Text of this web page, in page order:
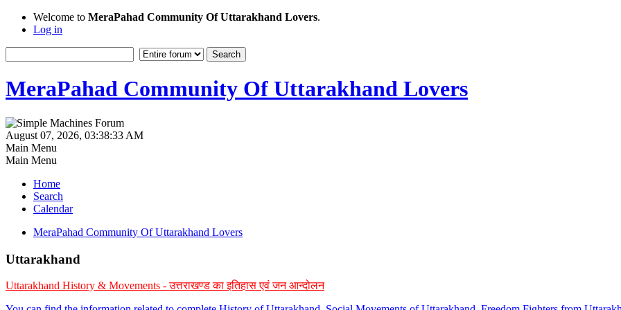
Welcome to MeraPahad Community Of Uttarakhand Lovers.
Log in
MeraPahad Community Of Uttarakhand Lovers
August 07, 2026, 03:38:33 AM
Main Menu
Main Menu
Home
Search
Calendar
MeraPahad Community Of Uttarakhand Lovers
Uttarakhand
Uttarakhand History & Movements - उत्तराखण्ड का इतिहास एवं जन आन्दोलन